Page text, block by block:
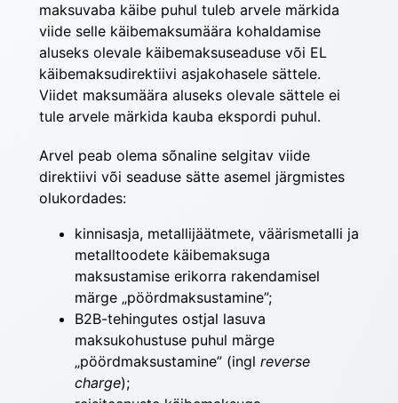
maksu­vaba käibe puhul tuleb arvele märkida
viide selle käibemaksumäära kohaldamise
aluseks olevale käibemaksuseaduse või EL
käibemaksudirektiivi asja­kohasele sättele.
Viidet maksumäära aluseks olevale sättele ei
tule arvele märkida kauba ekspordi puhul.
Arvel peab olema sõnaline selgitav viide
direktiivi või seaduse sätte asemel järgmistes
olukordades:
kinnisasja, metallijäätmete, väärismetalli ja
metalltoodete käibemaksuga
maksustamise erikorra rakendamisel
märge „pöördmaksustamine”;
B2B-tehingutes ostjal lasuva
maksukohustuse puhul märge
„pöördmaksustamine” (ingl reverse
charge);